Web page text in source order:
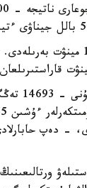
تەستىلەۋگە 2 ساعات 10
-
- دەپ